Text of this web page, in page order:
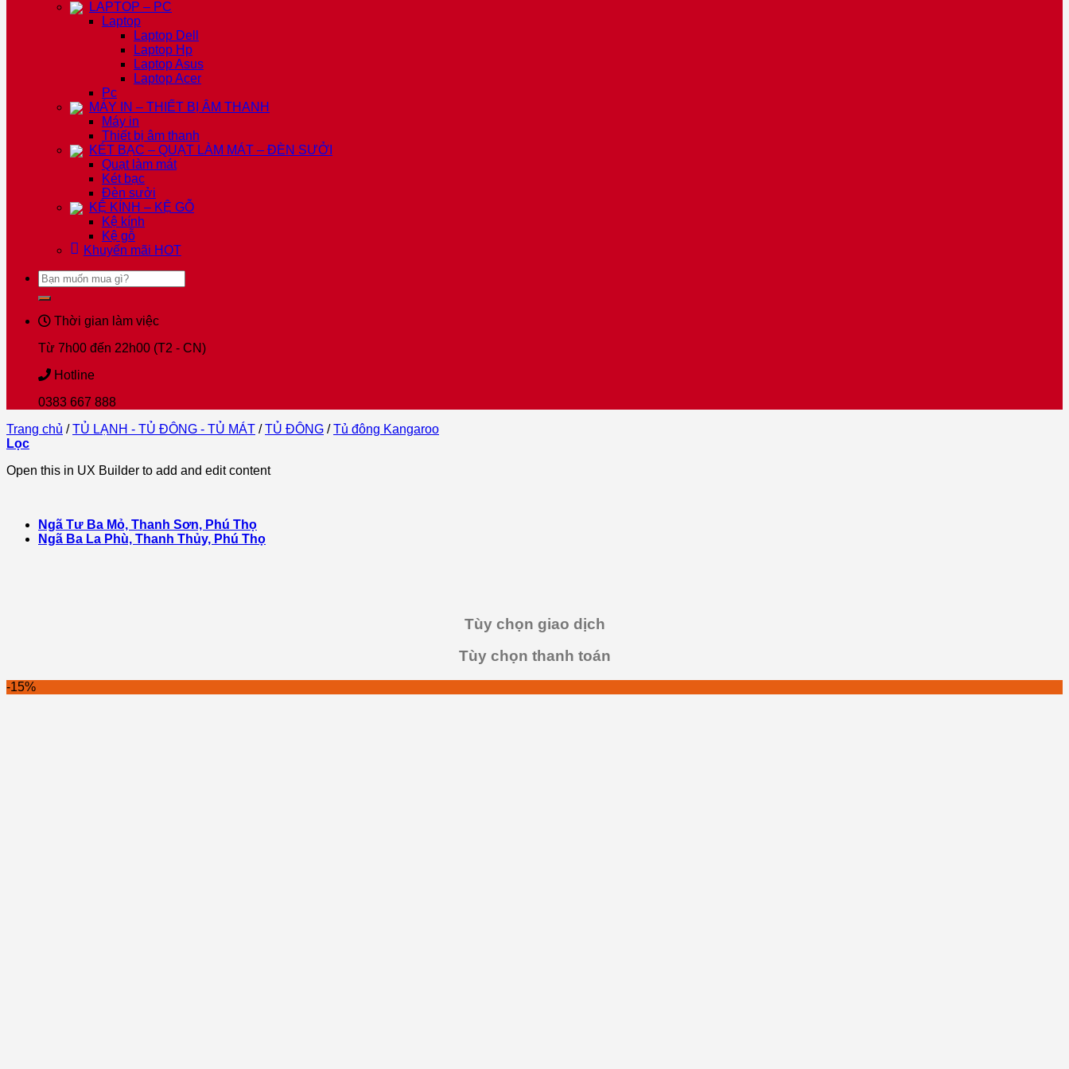
LAPTOP – PC
Laptop
Laptop Dell
Laptop Hp
Laptop Asus
Laptop Acer
Pc
MÁY IN – THIẾT BỊ ÂM THANH
Máy in
Thiết bị âm thanh
KÉT BẠC – QUẠT LÀM MÁT – ĐÈN SƯỞI
Quạt làm mát
Két bạc
Đèn sưởi
KỆ KÍNH – KỆ GỖ
Kệ kính
Kệ gỗ
Khuyến mãi HOT
Tìm
kiếm:
Thời gian làm việc
Từ 7h00 đến 22h00 (T2 - CN)
Hotline
0383 667 888
Trang chủ / TỦ LẠNH - TỦ ĐÔNG - TỦ MÁT / TỦ ĐÔNG / Tủ đông Kangaroo
Lọc
Open this in UX Builder to add and edit content
Ngã Tư Ba Mỏ, Thanh Sơn, Phú Thọ
Ngã Ba La Phù, Thanh Thủy, Phú Thọ
Tùy chọn giao dịch
Tùy chọn thanh toán
-15%